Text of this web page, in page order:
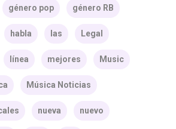
género pop género RB
habla las Legal
línea mejores Music
Música Noticias
nueva nuevo